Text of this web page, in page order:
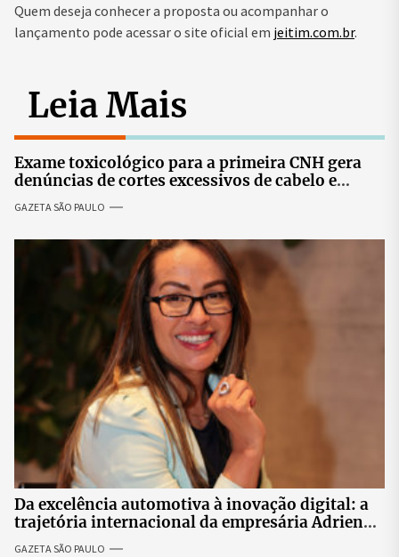
Quem deseja conhecer a proposta ou acompanhar o
lançamento pode acessar o site oficial em jeitim.com.br.
Leia Mais
Exame toxicológico para a primeira CNH gera
denúncias de cortes excessivos de cabelo e
revolta entre candidatas
GAZETA SÃO PAULO
Da excelência automotiva à inovação digital: a
trajetória internacional da empresária Adriene
GAZETA SÃO PAULO